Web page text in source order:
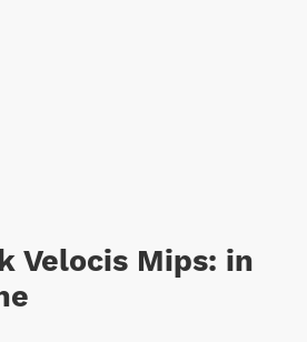
Velocis Mips: in